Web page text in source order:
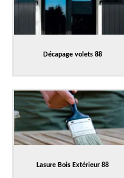
Décapage volets 88
Lasure Bois Extérieur 88